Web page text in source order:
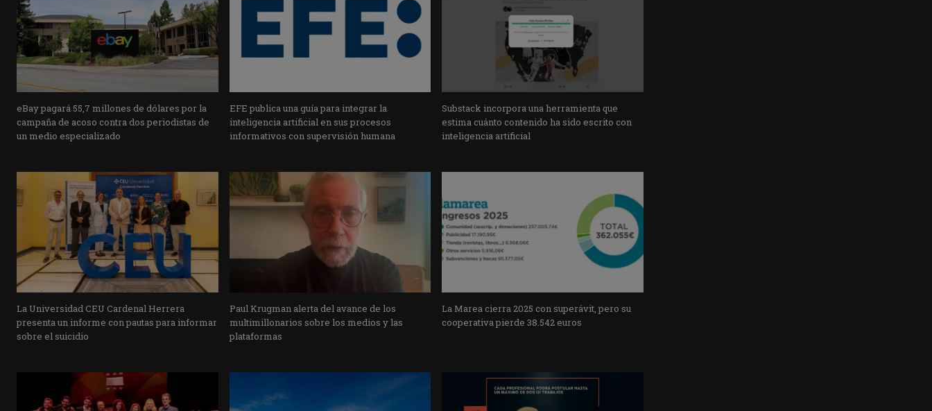
eBay pagará 55,7 millones de dólares por la
campaña de acoso contra dos periodistas de
un medio especializado
EFE publica una guía para integrar la
inteligencia artificial en sus procesos
informativos con supervisión humana
Substack incorpora una herramienta que
estima cuánto contenido ha sido escrito con
inteligencia artificial
La Universidad CEU Cardenal Herrera
presenta un informe con pautas para informar
sobre el suicidio
Paul Krugman alerta del avance de los
multimillonarios sobre los medios y las
plataformas
La Marea cierra 2025 con superávit, pero su
cooperativa pierde 38.542 euros